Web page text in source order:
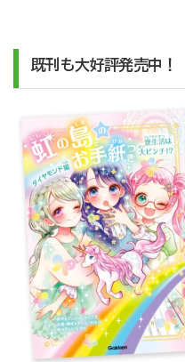
既刊も大好評発売中！